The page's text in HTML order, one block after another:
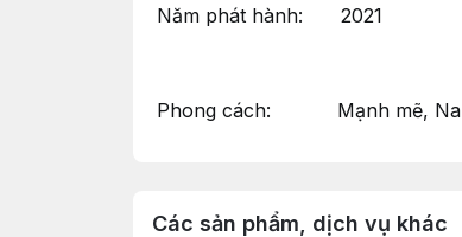
Năm phát hành: 2021
Phong cách: Mạnh mẽ,
Các sản phẩm, dịch vụ khác